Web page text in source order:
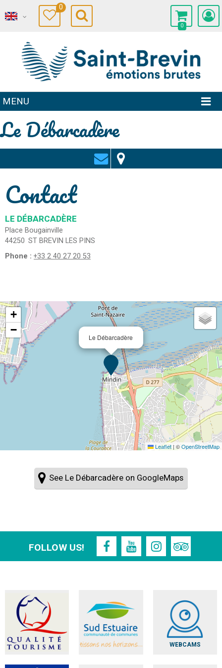
0
0
MENU
Le Débarcadère
Contact
LE DÉBARCADÈRE
Place Bougainville
44250 ST BREVIN LES PINS
Phone : +33 2 40 27 20 53
Le Débarcadère
+
−
Leaflet | ©OpenStreetMap
See Le Débarcadère on GoogleMaps
FOLLOW US!
WEBCAMS